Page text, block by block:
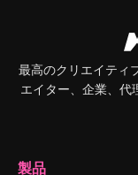
最高のクリエイティ
エイター、企業、代
製品